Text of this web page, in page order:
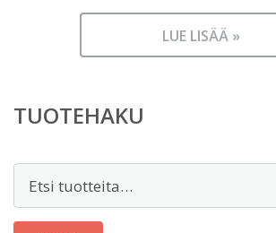
LUE LISÄÄ »
TUOTEHAKU